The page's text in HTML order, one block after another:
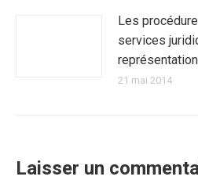
Les
services
représentation
21 mai 2014
Laisser un